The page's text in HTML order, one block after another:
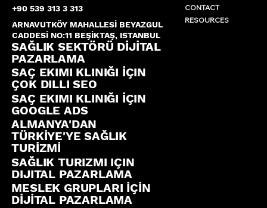
+90 539 313 3 313
ARNAVUTKÖY MAHALLESİ BEYAZGUL
CADDESİ NO:11 BEŞİKTAŞ, ISTANBUL
SAĞLIK SEKTÖRÜ DİJİTAL
PAZARLAMA
SAÇ EKIMI KLINIĞI İÇIN
ÇOK DILLI SEO
SAÇ EKIMI KLINIĞI İÇIN
GOOGLE ADS
ALMANYA'DAN
TÜRKİYE'YE SAĞLIK
TURİZMİ
SAĞLIK TURIZMI IÇIN
DIJITAL PAZARLAMA
MESLEK GRUPLARI İÇİN
DİJİTAL PAZARLAMA
CONTACT
RESOURCES